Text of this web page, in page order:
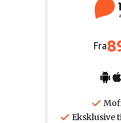
Fra
Eksklusive